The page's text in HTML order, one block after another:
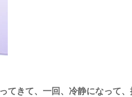
てきて、一回、冷静になって